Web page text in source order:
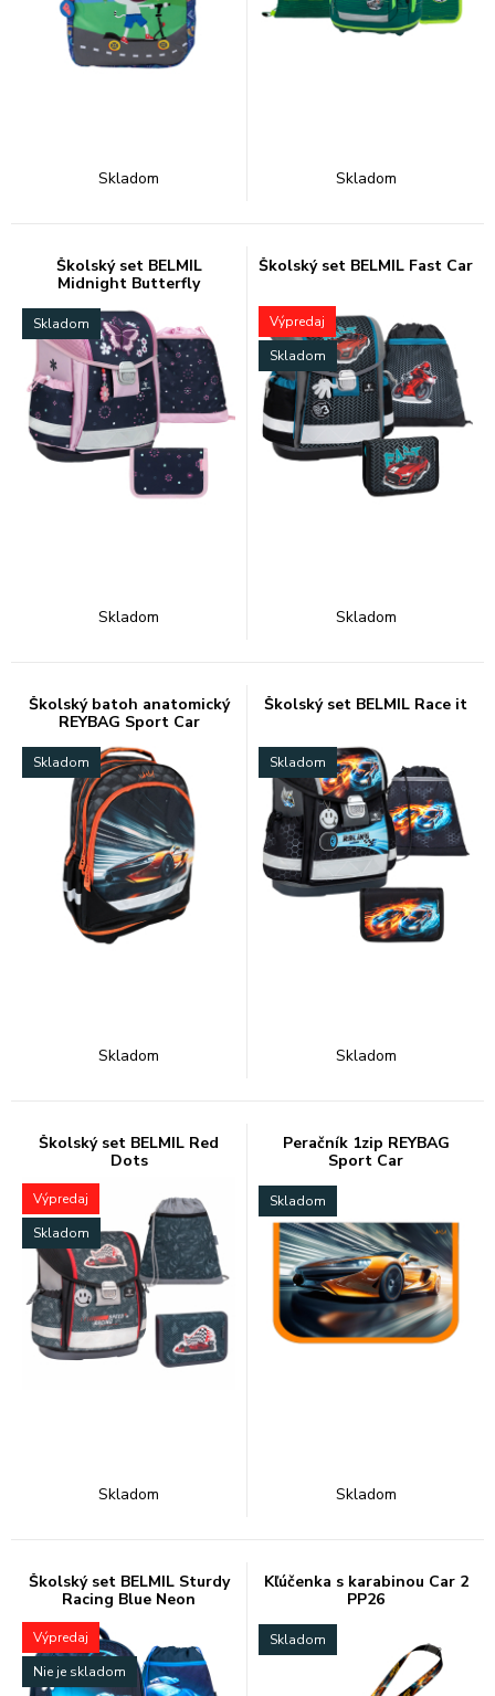
Skladom Skladom
Školský set BELMIL
Midnight Butterfly
Skladom
Skladom
Školský set BELMIL Fast Car
Výpredaj
Skladom
Skladom
Školský batoh anatomický
REYBAG Sport Car
Skladom
Skladom
Školský set BELMIL Race it
Skladom
Skladom
Školský set BELMIL Red
Dots
Výpredaj
Skladom
Skladom
Peračník 1zip REYBAG
Sport Car
Skladom
Skladom
Školský set BELMIL Sturdy
Racing Blue Neon
Výpredaj
Nie je skladom
Kľúčenka s karabinou Car 2
PP26
Skladom